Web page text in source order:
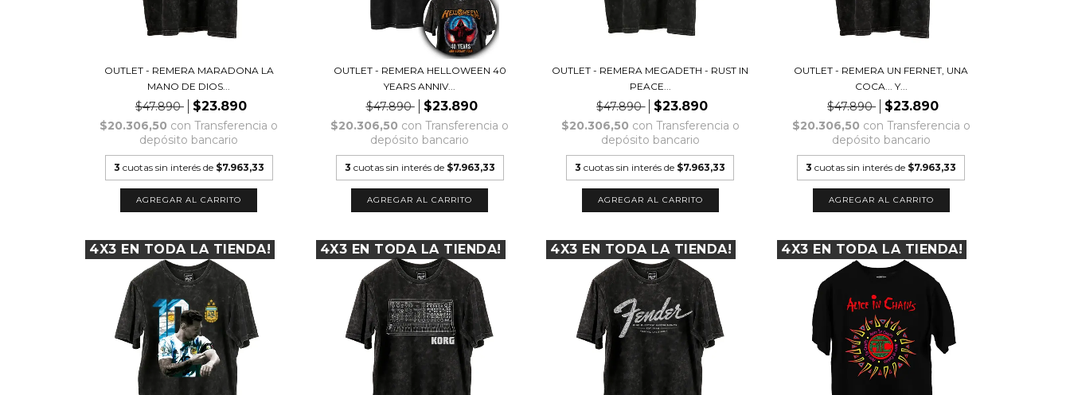
OUTLET - REMERA MARADONA LA
MANO DE DIOS...
$47.890 $23.890
$20.306,50 con Transferencia o
depósito bancario
3 cuotas sin interés de $7.963,33
AGREGAR AL CARRITO
OUTLET - REMERA HELLOWEEN 40
YEARS ANNIV...
$47.890 $23.890
$20.306,50 con Transferencia o
depósito bancario
3 cuotas sin interés de $7.963,33
AGREGAR AL CARRITO
OUTLET - REMERA MEGADETH - RUST IN
PEACE...
$47.890 $23.890
$20.306,50 con Transferencia o
depósito bancario
3 cuotas sin interés de $7.963,33
AGREGAR AL CARRITO
OUTLET - REMERA UN FERNET, UNA
COCA... Y...
$47.890 $23.890
$20.306,50 con Transferencia o
depósito bancario
3 cuotas sin interés de $7.963,33
AGREGAR AL CARRITO
4X3 EN TODA LA TIENDA! 4X3 EN TODA LA TIENDA! 4X3 EN TODA LA TIENDA! 4X3 EN TODA LA TIENDA!